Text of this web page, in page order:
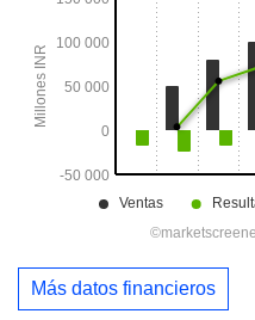
Más datos financieros